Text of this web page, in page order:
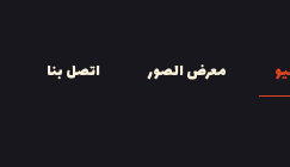
معرض الصور اتصل بنا